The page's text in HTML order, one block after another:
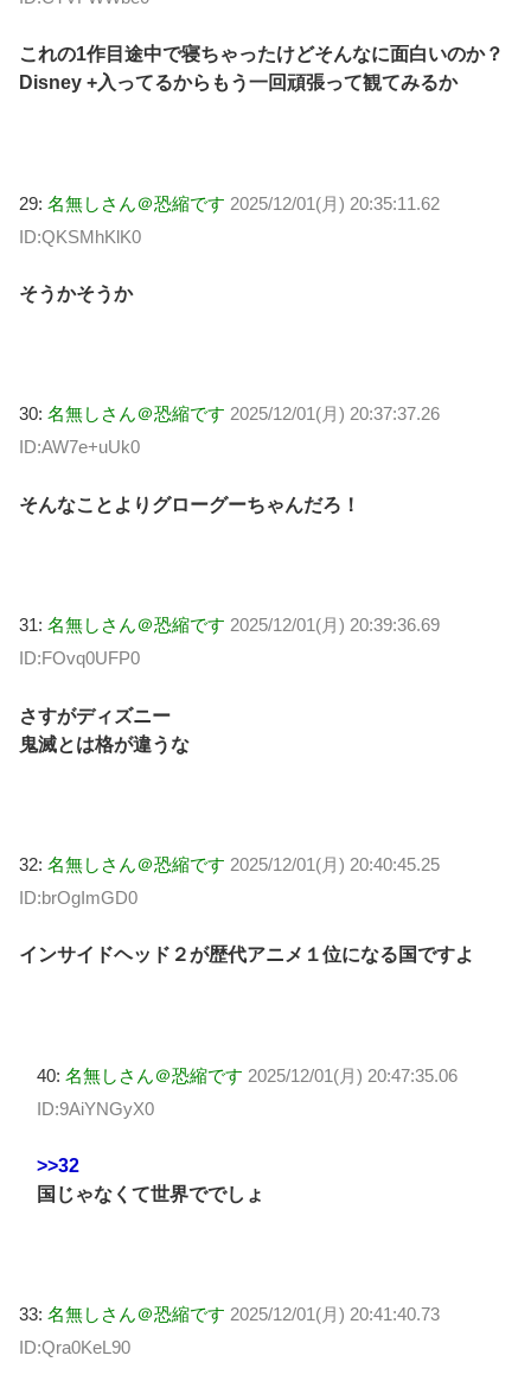
これの1作目途中で寝ちゃったけどそんなに面白いのか？
Disney +入ってるからもう一回頑張って観てみるか
29: 名無しさん＠恐縮です 2025/12/01(月) 20:35:11.62
ID:QKSMhKlK0
そうかそうか
30: 名無しさん＠恐縮です 2025/12/01(月) 20:37:37.26
ID:AW7e+uUk0
そんなことよりグローグーちゃんだろ！
31: 名無しさん＠恐縮です 2025/12/01(月) 20:39:36.69
ID:FOvq0UFP0
さすがディズニー
鬼滅とは格が違うな
32: 名無しさん＠恐縮です 2025/12/01(月) 20:40:45.25
ID:brOgImGD0
インサイドヘッド２が歴代アニメ１位になる国ですよ
40: 名無しさん＠恐縮です 2025/12/01(月) 20:47:35.06
ID:9AiYNGyX0
>>32
国じゃなくて世界ででしょ
33: 名無しさん＠恐縮です 2025/12/01(月) 20:41:40.73
ID:Qra0KeL90